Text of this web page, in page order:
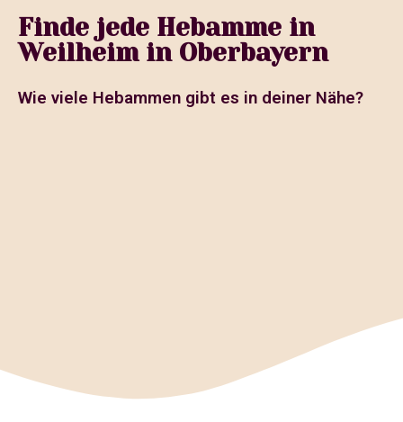
Finde jede Hebamme in
Weilheim in Oberbayern
Wie viele Hebammen gibt es in deiner Nähe?